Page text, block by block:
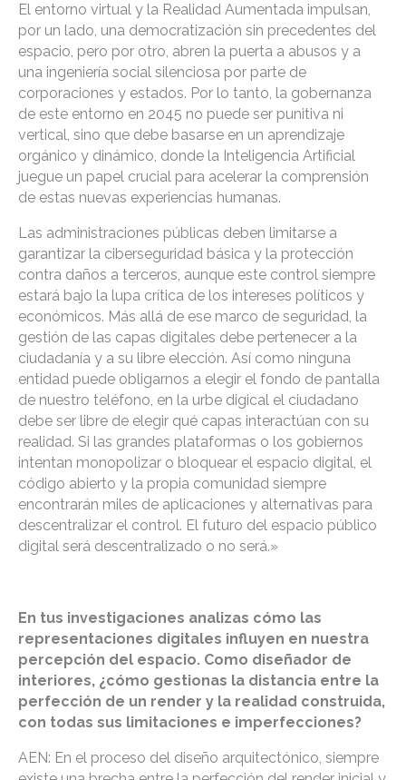
El entorno virtual y la Realidad Aumentada impulsan,
por un lado, una democratización sin precedentes del
espacio, pero por otro, abren la puerta a abusos y a
una ingeniería social silenciosa por parte de
corporaciones y estados. Por lo tanto, la gobernanza
de este entorno en 2045 no puede ser punitiva ni
vertical, sino que debe basarse en un aprendizaje
orgánico y dinámico, donde la Inteligencia Artificial
juegue un papel crucial para acelerar la comprensión
de estas nuevas experiencias humanas.
Las administraciones públicas deben limitarse a
garantizar la ciberseguridad básica y la protección
contra daños a terceros, aunque este control siempre
estará bajo la lupa crítica de los intereses políticos y
económicos. Más allá de ese marco de seguridad, la
gestión de las capas digitales debe pertenecer a la
ciudadanía y a su libre elección. Así como ninguna
entidad puede obligarnos a elegir el fondo de pantalla
de nuestro teléfono, en la urbe digical el ciudadano
debe ser libre de elegir qué capas interactúan con su
realidad. Si las grandes plataformas o los gobiernos
intentan monopolizar o bloquear el espacio digital, el
código abierto y la propia comunidad siempre
encontrarán miles de aplicaciones y alternativas para
descentralizar el control. El futuro del espacio público
digital será descentralizado o no será.»
En tus investigaciones analizas cómo las
representaciones digitales influyen en nuestra
percepción del espacio. Como diseñador de
interiores, ¿cómo gestionas la distancia entre la
perfección de un render y la realidad construida,
con todas sus limitaciones e imperfecciones?
AEN: En el proceso del diseño arquitectónico, siempre